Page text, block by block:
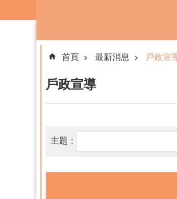
首頁 最新消息 戶政宣
戶政宣導
主題：